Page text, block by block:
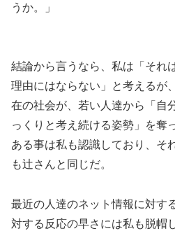
うか。」
結論から言うなら、私は「それ
理由にはならない」と考えるが
在の社会が、若い人達から「自
っくりと考え続ける姿勢」を奪
ある事は私も認識しており、そ
も辻さんと同じだ。
最近の人達のネット情報に対す
対する反応の早さには私も脱帽